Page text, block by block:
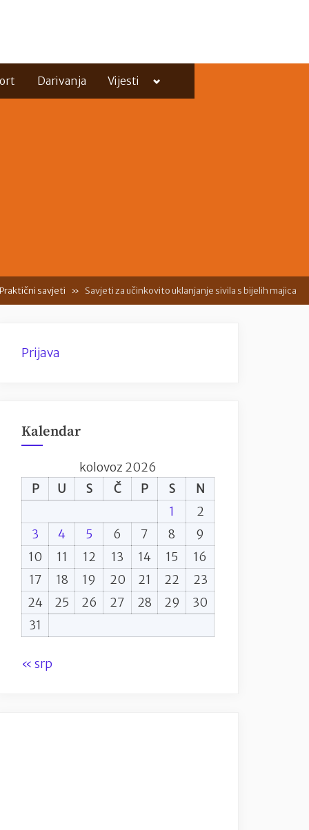
Darivanja Vijesti
Toggle
menu
Praktični savjeti Savjeti za učinkovito uklanjanje sivila s bijelih majica
Prijava
Kalendar
kolovoz 2026
P
U S Č P S
N
1
2
3
4 5 6 7 8
9
10
11 12 13 14 15
16
17
18 19 20 21 22
23
24
25 26 27 28 29
30
31
« srp